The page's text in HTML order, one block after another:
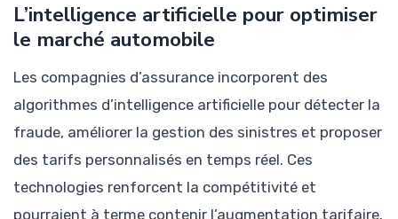
L’intelligence artificielle pour optimiser
le marché automobile
Les compagnies d’assurance incorporent des
algorithmes d’intelligence artificielle pour détecter la
fraude, améliorer la gestion des sinistres et proposer
des tarifs personnalisés en temps réel. Ces
technologies renforcent la compétitivité et
pourraient à terme contenir l’augmentation tarifaire.